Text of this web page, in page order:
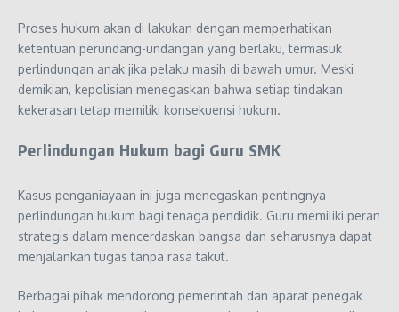
Proses hukum akan di lakukan dengan memperhatikan
ketentuan perundang-undangan yang berlaku, termasuk
perlindungan anak jika pelaku masih di bawah umur. Meski
demikian, kepolisian menegaskan bahwa setiap tindakan
kekerasan tetap memiliki konsekuensi hukum.
Perlindungan Hukum bagi Guru SMK
Kasus penganiayaan ini juga menegaskan pentingnya
perlindungan hukum bagi tenaga pendidik. Guru memiliki peran
strategis dalam mencerdaskan bangsa dan seharusnya dapat
menjalankan tugas tanpa rasa takut.
Berbagai pihak mendorong pemerintah dan aparat penegak